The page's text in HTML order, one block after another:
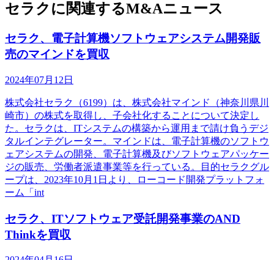
セラクに関連するM&Aニュース
セラク、電子計算機ソフトウェアシステム開発販
売のマインドを買収
2024年07月12日
株式会社セラク（6199）は、株式会社マインド（神奈川県川
崎市）の株式を取得し、子会社化することについて決定し
た。セラクは、ITシステムの構築から運用まで請け負うデジ
タルインテグレーター。マインドは、電子計算機のソフトウ
ェアシステムの開発、電子計算機及びソフトウェアパッケー
ジの販売、労働者派遣事業等を行っている。目的セラクグル
ープは、2023年10月1日より、ローコード開発プラットフォ
ーム「int
セラク、ITソフトウェア受託開発事業のAND
Thinkを買収